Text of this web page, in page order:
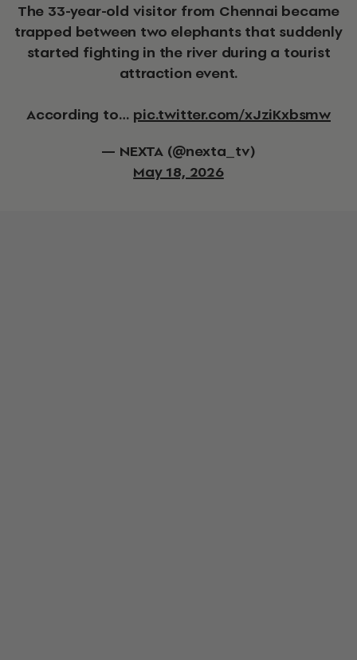
The 33-year-old visitor from Chennai became
trapped between two elephants that suddenly
started fighting in the river during a tourist
attraction event.
According to… pic.twitter.com/xJziKxbsmw
— NEXTA (@nexta_tv)
May 18, 2026